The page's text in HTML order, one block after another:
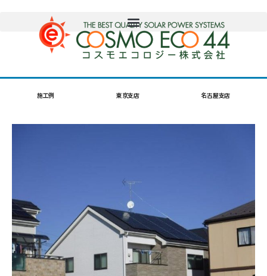
施工例 東京支店 名古屋支店